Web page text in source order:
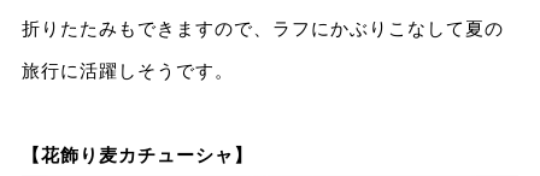
折りたたみもできますので、ラフにかぶりこなして夏の
旅⾏に活躍しそうです。
【花飾り麦カチューシャ】